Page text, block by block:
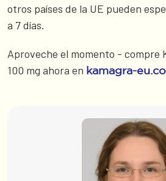
otros países de la UE pueden
a 7 días.
Aproveche el momento - compre
100 mg ahora en kamagra-